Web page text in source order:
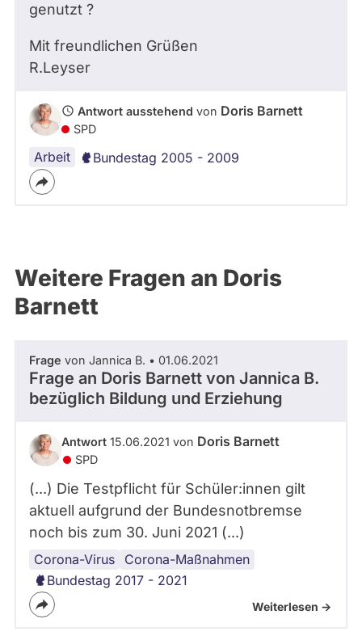
genutzt ?
Mit freundlichen Grüßen
R.Leyser
Antwort ausstehend von Doris Barnett
SPD
Arbeit Bundestag 2005 - 2009
Weitere Fragen an Doris
Barnett
Frage von Jannica B. • 01.06.2021
Frage an Doris Barnett von Jannica B.
bezüglich Bildung und Erziehung
Antwort 15.06.2021 von Doris Barnett
SPD
(...) Die Testpflicht für Schüler:innen gilt
aktuell aufgrund der Bundesnotbremse
noch bis zum 30. Juni 2021 (...)
Corona-Virus
Corona-Maßnahmen
Bundestag 2017 - 2021
Weiterlesen ->